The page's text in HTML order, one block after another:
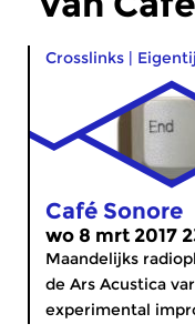
Crosslinks |
Café Sonore
wo 8 mrt 2017
Maandelijks
de Ars Acustica
experimental